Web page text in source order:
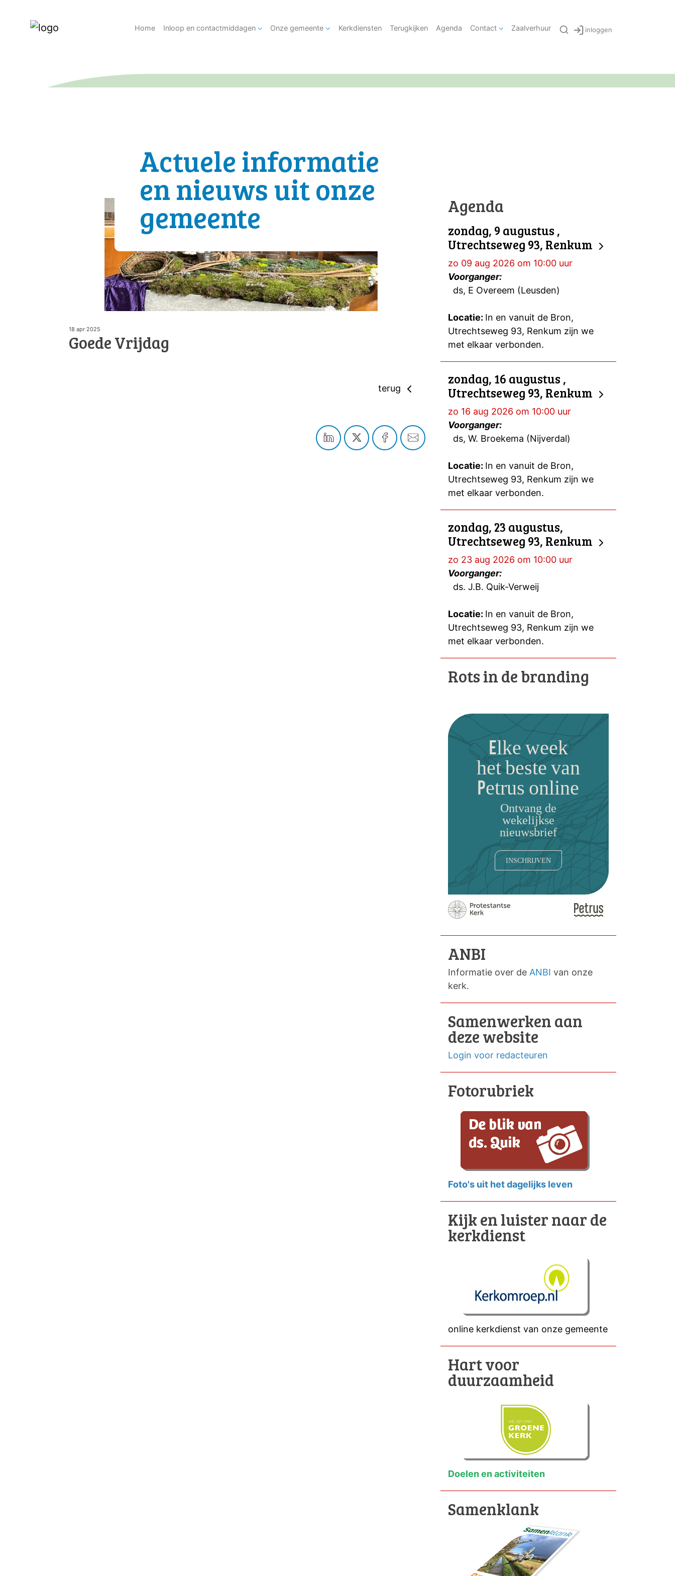
Home Inloop en contactmiddagen Onze gemeente Kerkdiensten Terugkijken Agenda Contact Zaalverhuur inloggen
Actuele informatie
en nieuws uit onze
gemeente
18 apr 2025
Goede Vrijdag
terug
Agenda
zondag, 9 augustus ,
Utrechtseweg 93, Renkum
zo 09 aug 2026 om 10:00 uur
Voorganger:
ds, E Overeem (Leusden)
Locatie: In en vanuit de Bron,
Utrechtseweg 93, Renkum zijn we
met elkaar verbonden.
zondag, 16 augustus ,
Utrechtseweg 93, Renkum
zo 16 aug 2026 om 10:00 uur
Voorganger:
ds, W. Broekema (Nijverdal)
Locatie: In en vanuit de Bron,
Utrechtseweg 93, Renkum zijn we
met elkaar verbonden.
zondag, 23 augustus,
Utrechtseweg 93, Renkum
zo 23 aug 2026 om 10:00 uur
Voorganger:
ds. J.B. Quik-Verweij
Locatie: In en vanuit de Bron,
Utrechtseweg 93, Renkum zijn we
met elkaar verbonden.
Rots in de branding
Elke week
het beste van
Petrus online
Ontvang de
wekelijkse
nieuwsbrief
INSCHRIJVEN
ANBI
Informatie over de ANBI van onze
kerk.
Samenwerken aan
deze website
Login voor redacteuren
Fotorubriek
Foto's uit het dagelijks leven
Kijk en luister naar de
kerkdienst
online kerkdienst van onze gemeente
Hart voor
duurzaamheid
Doelen en activiteiten
Samenklank